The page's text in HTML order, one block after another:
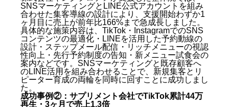
SNSマーケティングとLINE公式アカウントを組み
合わせた集客導線の設計により、支援開始わずか1
ヶ月目に売上が前年比166%まで急成長しました。
具体的な施策内容は、TikTok・InstagramでのSNS
コンテンツの最適化・LINEを活用した予約動線の
設計・ステップメール配信・リッチメニューの視認
性向上・先行予約制度の告知・新メニュー試食会の
案内などです。SNSマーケティングと既存顧客へ
のLINE活用を組み合わせることで、新規集客とリ
ピーター育成の両輪を同時に回すことに成功しまし
た。
成功事例②：サプリメント会社でTikTok累計44万
再生・3ヶ月で売上1.3倍